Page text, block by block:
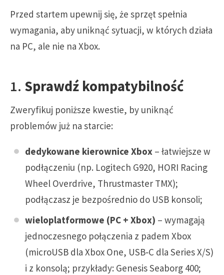
Przed startem upewnij się, że sprzęt spełnia
wymagania, aby uniknąć sytuacji, w których działa
na PC, ale nie na Xbox.
1. Sprawdź kompatybilność
Zweryfikuj poniższe kwestie, by uniknąć
problemów już na starcie:
dedykowane kierownice Xbox – łatwiejsze w
podłączeniu (np. Logitech G920, HORI Racing
Wheel Overdrive, Thrustmaster TMX);
podłączasz je bezpośrednio do USB konsoli;
wieloplatformowe (PC + Xbox) – wymagają
jednoczesnego połączenia z padem Xbox
(microUSB dla Xbox One, USB‑C dla Series X/S)
i z konsolą; przykłady: Genesis Seaborg 400;